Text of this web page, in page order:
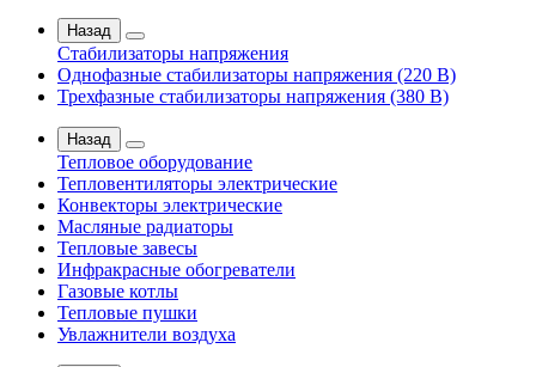
Назад
Стабилизаторы напряжения
Однофазные стабилизаторы напряжения (220 В)
Трехфазные стабилизаторы напряжения (380 В)
Назад
Тепловое оборудование
Тепловентиляторы электрические
Конвекторы электрические
Масляные радиаторы
Тепловые завесы
Инфракрасные обогреватели
Газовые котлы
Тепловые пушки
Увлажнители воздуха